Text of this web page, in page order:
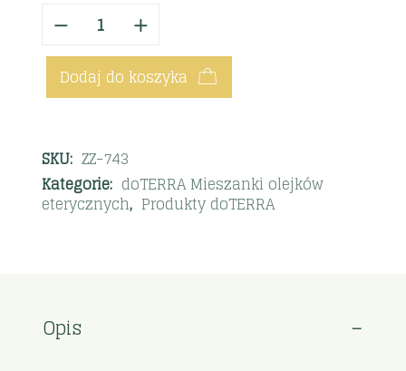
Dodaj do koszyka
SKU: ZZ-743
Kategorie: doTERRA Mieszanki olejków
eterycznych, Produkty doTERRA
Opis